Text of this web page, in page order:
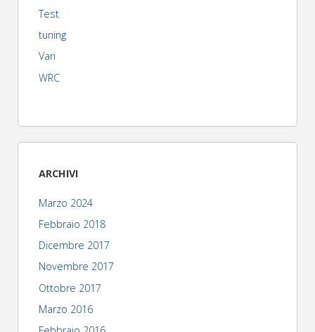
Test
tuning
Vari
WRC
ARCHIVI
Marzo 2024
Febbraio 2018
Dicembre 2017
Novembre 2017
Ottobre 2017
Marzo 2016